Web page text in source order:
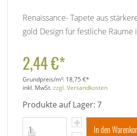
Renaissance- Tapete aus
gold Design für festliche Räume
2,44 €*
Grundpreis/m²: 18,75 €*
inkl. MwSt.zzgl. Versandkosten
Produkte auf Lager: 7
In den